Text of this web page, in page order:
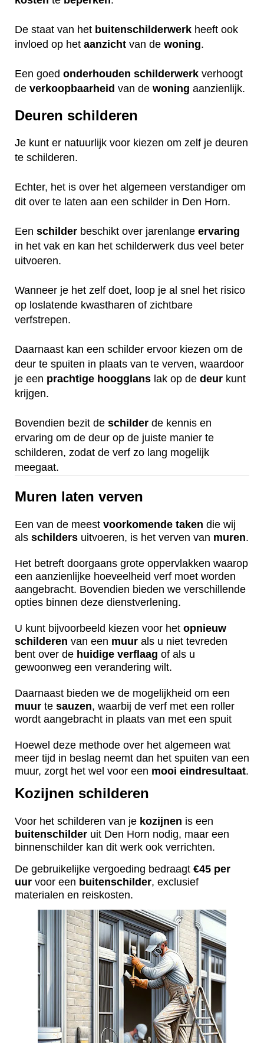
De staat van het buitenschilderwerk heeft ook
invloed op het aanzicht van de woning.
Een goed onderhouden schilderwerk verhoogt
de verkoopbaarheid van de woning aanzienlijk.
Deuren schilderen
Je kunt er natuurlijk voor kiezen om zelf je deuren
te schilderen.
Echter, het is over het algemeen verstandiger om
dit over te laten aan een schilder in Den Horn.
Een schilder beschikt over jarenlange ervaring
in het vak en kan het schilderwerk dus veel beter
uitvoeren.
Wanneer je het zelf doet, loop je al snel het risico
op loslatende kwastharen of zichtbare
verfstrepen.
Daarnaast kan een schilder ervoor kiezen om de
deur te spuiten in plaats van te verven, waardoor
je een prachtige hoogglans lak op de deur kunt
krijgen.
Bovendien bezit de schilder de kennis en
ervaring om de deur op de juiste manier te
schilderen, zodat de verf zo lang mogelijk
meegaat.
Muren laten verven
Een van de meest voorkomende taken die wij
als schilders uitvoeren, is het verven van muren.
Het betreft doorgaans grote oppervlakken waarop
een aanzienlijke hoeveelheid verf moet worden
aangebracht. Bovendien bieden we verschillende
opties binnen deze dienstverlening.
U kunt bijvoorbeeld kiezen voor het opnieuw
schilderen van een muur als u niet tevreden
bent over de huidige verflaag of als u
gewoonweg een verandering wilt.
Daarnaast bieden we de mogelijkheid om een
muur te sauzen, waarbij de verf met een roller
wordt aangebracht in plaats van met een spuit
Hoewel deze methode over het algemeen wat
meer tijd in beslag neemt dan het spuiten van een
muur, zorgt het wel voor een mooi eindresultaat.
Kozijnen schilderen
Voor het schilderen van je kozijnen is een
buitenschilder uit Den Horn nodig, maar een
binnenschilder kan dit werk ook verrichten.
De gebruikelijke vergoeding bedraagt €45 per
uur voor een buitenschilder, exclusief
materialen en reiskosten.